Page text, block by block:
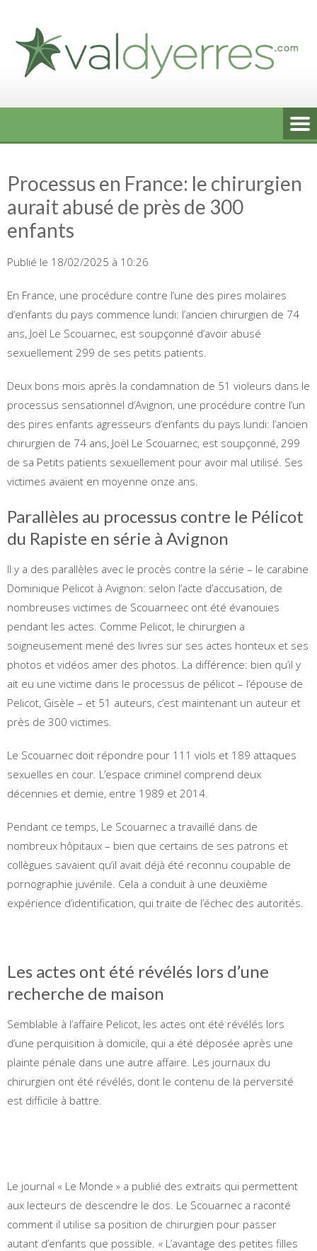
content
Processus en France: le chirurgien
aurait abusé de près de 300
enfants
Publié le 18/02/2025 à 10:26
En France, une procédure contre l’une des pires molaires
d’enfants du pays commence lundi: l’ancien chirurgien de 74
ans, Joël Le Scouarnec, est soupçonné d’avoir abusé
sexuellement 299 de ses petits patients.
Deux bons mois après la condamnation de 51 violeurs dans le
processus sensationnel d’Avignon, une procédure contre l’un
des pires enfants agresseurs d’enfants du pays lundi: l’ancien
chirurgien de 74 ans, Joël Le Scouarnec, est soupçonné, 299
de sa Petits patients sexuellement pour avoir mal utilisé. Ses
victimes avaient en moyenne onze ans.
Parallèles au processus contre le Pélicot
du Rapiste en série à Avignon
Il y a des parallèles avec le procès contre la série – le carabine
Dominique Pelicot à Avignon: selon l’acte d’accusation, de
nombreuses victimes de Scouarneec ont été évanouies
pendant les actes. Comme Pelicot, le chirurgien a
soigneusement mené des livres sur ses actes honteux et ses
photos et vidéos amer des photos. La différence: bien qu’il y
ait eu une victime dans le processus de pélicot – l’épouse de
Pelicot, Gisèle – et 51 auteurs, c’est maintenant un auteur et
près de 300 victimes.
Le Scouarnec doit répondre pour 111 viols et 189 attaques
sexuelles en cour. L’espace criminel comprend deux
décennies et demie, entre 1989 et 2014.
Pendant ce temps, Le Scouarnec a travaillé dans de
nombreux hôpitaux – bien que certains de ses patrons et
collègues savaient qu’il avait déjà été reconnu coupable de
pornographie juvénile. Cela a conduit à une deuxième
expérience d’identification, qui traite de l’échec des autorités.
Les actes ont été révélés lors d’une
recherche de maison
Semblable à l’affaire Pelicot, les actes ont été révélés lors
d’une perquisition à domicile, qui a été déposée après une
plainte pénale dans une autre affaire. Les journaux du
chirurgien ont été révélés, dont le contenu de la perversité
est difficile à battre.
Le journal « Le Monde » a publié des extraits qui permettent
aux lecteurs de descendre le dos. Le Scouarnec a raconté
comment il utilise sa position de chirurgien pour passer
autant d’enfants que possible. « L’avantage des petites filles